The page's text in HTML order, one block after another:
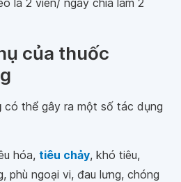
là 2 viên/ ngày chia làm 2
của thuốc
có thể gây ra một số tác dụng
hóa, tiêu chảy, khó tiêu,
phù ngoại vi, đau lưng, chóng